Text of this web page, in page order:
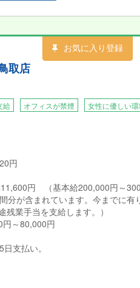
お気に入り登録
取店
給 オフィスが禁煙 女性に優しい環
円
円 （基本給200,000円～
分が含まれています。今までに有
残業手当を支給します。）
～80,000円
支払い。